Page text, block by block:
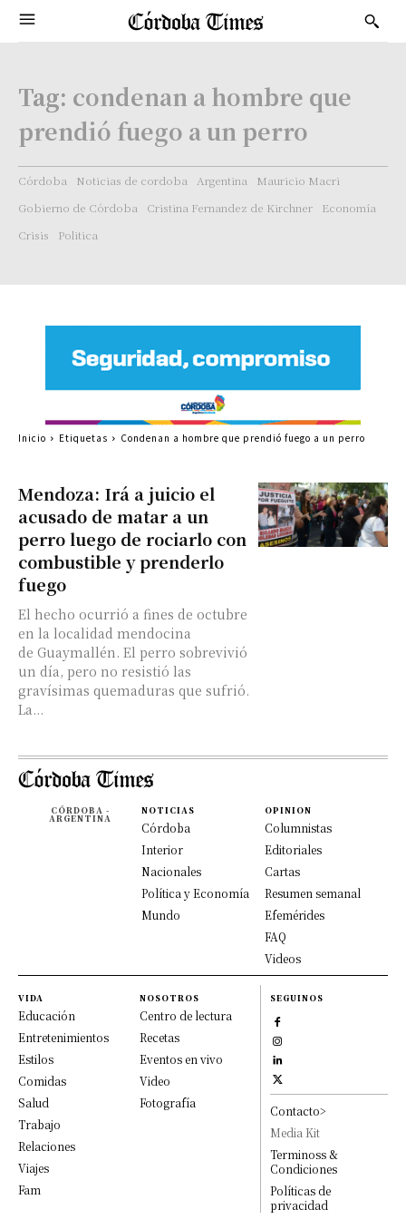
Tag: condenan a hombre que
prendió fuego a un perro
Córdoba Noticias de cordoba Argentina
Mauricio Macri
Gobierno de Córdoba
Cristina Fernandez de Kirchner
Economía
Crisis
Politica
Mendoza: Irá a juicio el
acusado de matar a un
perro luego de rociarlo con
combustible y prenderlo
fuego
El hecho ocurrió a fines de octubre
en la localidad mendocina
de Guaymallén. El perro sobrevivió
un día, pero no resistió las
gravísimas quemaduras que sufrió.
La...
Inicio Etiquetas Condenan a hombre que prendió fuego a un perro
CÓRDOBA -
ARGENTINA
NOTICIAS
Córdoba
Interior
Nacionales
Política y Economía
Mundo
OPINION
Columnistas
Editoriales
Cartas
Resumen semanal
Efemérides
FAQ
Videos
VIDA
Educación
Entretenimientos
Estilos
Comidas
Salud
Trabajo
Relaciones
Viajes
Fam
NOSOTROS
Centro de lectura
Recetas
Eventos en vivo
Video
Fotografía
SEGUINOS
Contacto>
Media Kit
Terminoss &
Condiciones
Políticas de
privacidad